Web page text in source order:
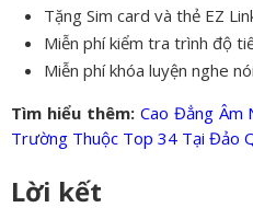
Tặng Sim card và thẻ EZ
Miễn phí kiểm tra trình độ
Miễn phí khóa luyện nghe
Tìm hiểu thêm: Cao Đẳng Âm
Trường Thuộc Top 34 Tại Đảo
Lời kết